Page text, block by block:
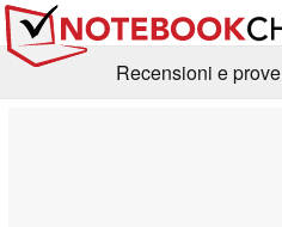
Recensioni e prove